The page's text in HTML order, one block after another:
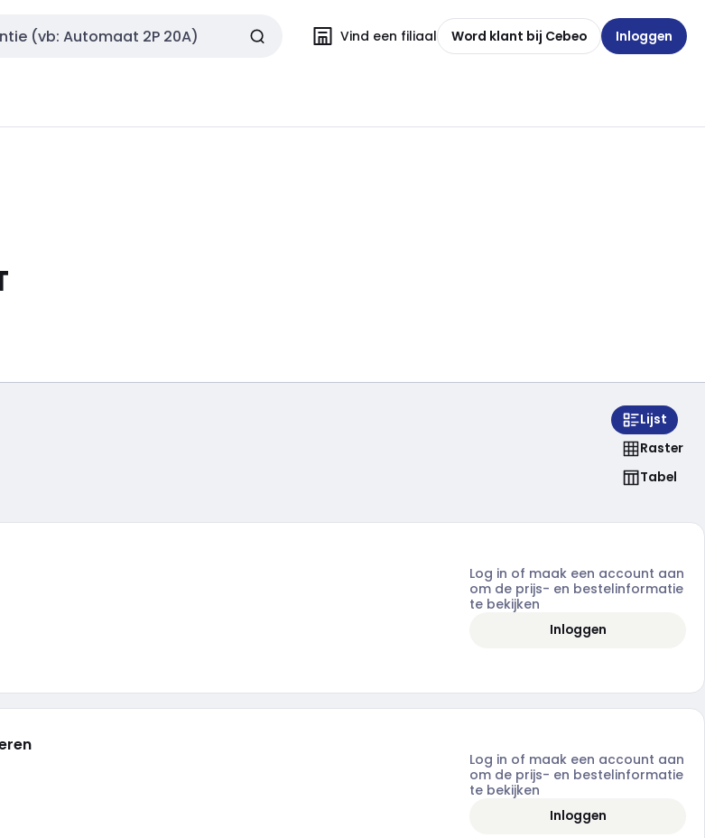
Vind een filiaal Word klant bij Cebeo Inloggen
Lijst
Raster
Tabel
Log in of maak een account aan
om de prijs- en bestelinformatie
te bekijken
Inloggen
Log in of maak een account aan
om de prijs- en bestelinformatie
te bekijken
Inloggen